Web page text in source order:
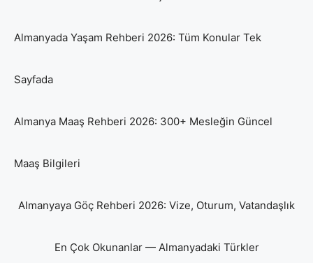
Almanyada Yaşam Rehberi 2026: Tüm Konular Tek
Sayfada
Almanya Maaş Rehberi 2026: 300+ Mesleğin Güncel
Maaş Bilgileri
Almanyaya Göç Rehberi 2026: Vize, Oturum, Vatandaşlık
En Çok Okunanlar — Almanyadaki Türkler